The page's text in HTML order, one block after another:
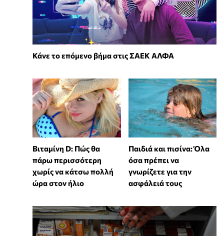
Κάνε το επόμενο βήμα στις ΣΑΕΚ ΑΛΦΑ
Βιταμίνη D: Πώς θα
πάρω περισσότερη
χωρίς να κάτσω πολλή
ώρα στον ήλιο
Παιδιά και πισίνα: Όλα
όσα πρέπει να
γνωρίζετε για την
ασφάλειά τους